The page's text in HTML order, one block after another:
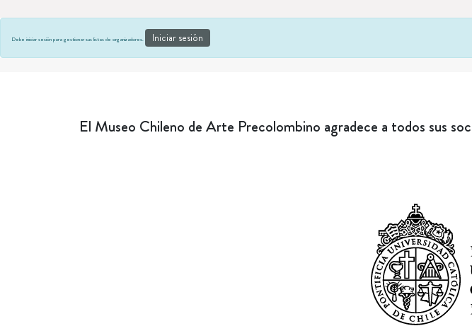
Debe iniciar sesión para gestionar sus listas de organizadores. Iniciar sesión
El Museo Chileno de Arte Precolombino agradece a todos sus